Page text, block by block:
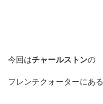
今回はチャールストンの
フレンチクォーターにある